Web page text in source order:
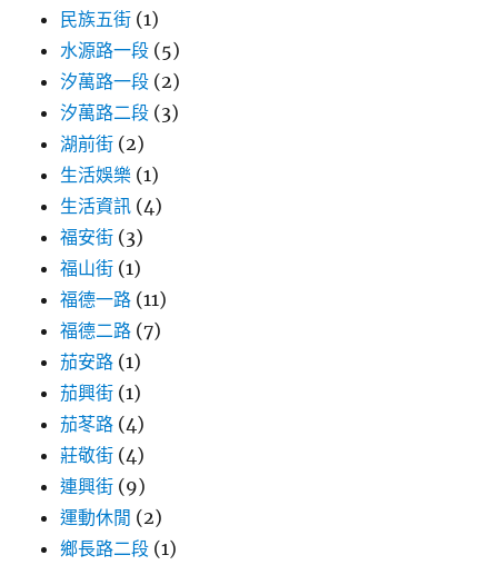
民族五街 (1)
水源路一段 (5)
汐萬路一段 (2)
汐萬路二段 (3)
湖前街 (2)
生活娛樂 (1)
生活資訊 (4)
福安街 (3)
福山街 (1)
福德一路 (11)
福德二路 (7)
茄安路 (1)
茄興街 (1)
茄苳路 (4)
莊敬街 (4)
連興街 (9)
運動休閒 (2)
鄉長路二段 (1)